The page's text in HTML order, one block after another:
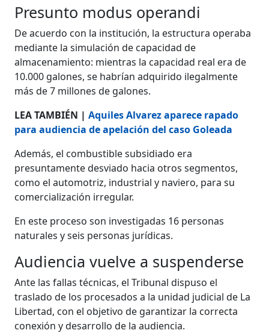
Presunto modus operandi
De acuerdo con la institución, la estructura operaba
mediante la simulación de capacidad de
almacenamiento: mientras la capacidad real era de
10.000 galones, se habrían adquirido ilegalmente
más de 7 millones de galones.
LEA TAMBIÉN |Aquiles Alvarez aparece rapado
para audiencia de apelación del caso Goleada
Además, el combustible subsidiado era
presuntamente desviado hacia otros segmentos,
como el automotriz, industrial y naviero, para su
comercialización irregular.
En este proceso son investigadas 16 personas
naturales y seis personas jurídicas.
Audiencia vuelve a suspenderse
Ante las fallas técnicas, el Tribunal dispuso el
traslado de los procesados a la unidad judicial de La
Libertad, con el objetivo de garantizar la correcta
conexión y desarrollo de la audiencia.